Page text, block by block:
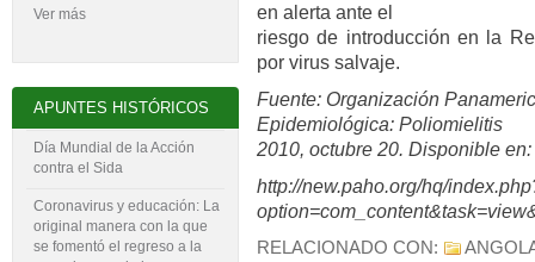
en alerta ante el
riesgo de introducción en la
por virus salvaje.
Fuente: Organización
Epidemiológica: Poliomielitis
2010, octubre 20. Disponible en:
http://new.paho.org/hq/
RELACIONADO CON:
Ver más
APUNTES HISTÓRICOS
Día Mundial de la Acción
contra el Sida
Coronavirus y educación: La
original manera con la que
se fomentó el regreso a la